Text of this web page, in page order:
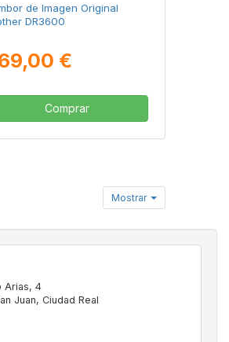
de Imagen Original
DR3600
€
Comprar
Mostrar
Arias, 4
Juan, Ciudad Real